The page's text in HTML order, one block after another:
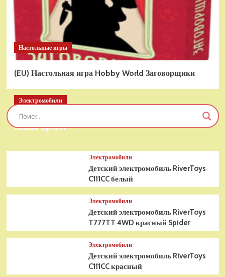
Настольные игры
(EU) Настольная игра Hobby World Заговорщики
Электромобили
Детский электромобиль RiverToys T777TT 4WD
синий Spider
Электромобили
Детский электромобиль RiverToys
C111CC белый
Электромобили
Детский электромобиль RiverToys
T777TT 4WD красный Spider
Электромобили
Детский электромобиль RiverToys
C111CC красный